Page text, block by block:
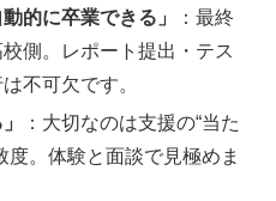
的に卒業できる」
：最終
側。レポート提出・テス
不可欠です。
：大切なのは支援の“当た
度。体験と面談で見極めま